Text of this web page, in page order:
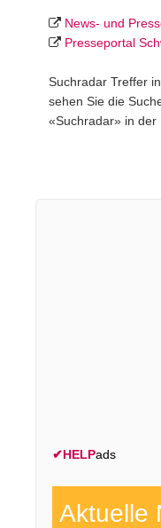
News- und
Presseportal
Suchradar Treffer
sehen Sie die
«Suchradar» in der
✔HELPads
Aktuelle